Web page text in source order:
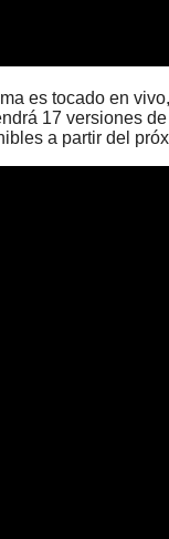
es tocado en
17 versiones
a partir del